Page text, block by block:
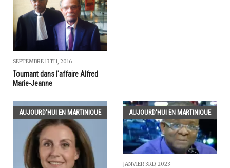
SEPTEMBRE 13TH, 2016
Tournant dans l'affaire Alfred
Marie-Jeanne
AUJOURD'HUI EN MARTINIQUE AUJOURD'HUI EN MARTINIQUE
JANVIER 3RD, 2023